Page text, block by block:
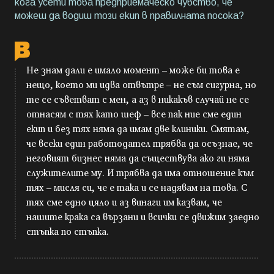
кога усети това предприемаческо чувство, че
можеш да водиш този екип в правилната посока?
Не знам дали е имало момент – може би това е
нещо, което ми идва отвътре – не съм сигурна, но
те се съветват с мен, а аз в никакъв случай не се
отнасям с тях като шеф – все пак ние сме един
екип и без тях няма да имам две клиники. Смятам,
че всеки един работодател трябва да осъзнае, че
неговият бизнес няма да съществува ако ги няма
служителите му. И трябва да има отношение към
тях – мисля си, че е така и се надявам на това. С
тях сме едно цяло и аз винаги им казвам, че
нашите крака са вързани и всички се движим заедно
стъпка по стъпка.